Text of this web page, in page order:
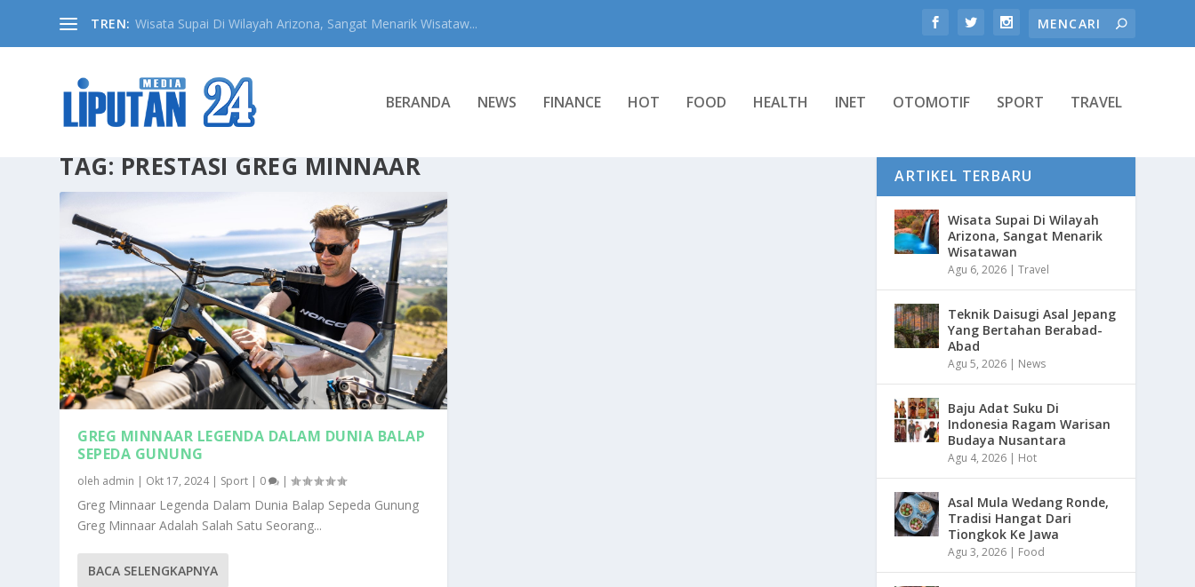
TREN: Wisata Supai Di Wilayah Arizona, Sangat Menarik Wisataw...
BERANDA NEWS FINANCE HOT FOOD HEALTH INET OTOMOTIF SPORT TRAVEL
TAG: PRESTASI GREG MINNAAR
GREG MINNAAR LEGENDA DALAM DUNIA BALAP
SEPEDA GUNUNG
oleh admin | Okt 17, 2024| Sport | 0 |
Greg Minnaar Legenda Dalam Dunia Balap Sepeda Gunung
Greg Minnaar Adalah Salah Satu Seorang...
BACA SELENGKAPNYA
ARTIKEL TERBARU
Wisata Supai Di Wilayah
Arizona, Sangat Menarik
Wisatawan
Agu 6, 2026 |Travel
Teknik Daisugi Asal Jepang
Yang Bertahan Berabad-
Abad
Agu 5, 2026 | News
Baju Adat Suku Di
Indonesia Ragam Warisan
Budaya Nusantara
Agu 4, 2026 | Hot
Asal Mula Wedang Ronde,
Tradisi Hangat Dari
Tiongkok Ke Jawa
Agu 3, 2026 | Food